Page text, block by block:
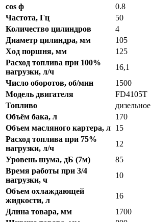
cos ф
0.8
Частота, Гц
50
Количество цилиндров
4
Диаметр цилиндра, мм
105
Ход поршня, мм
125
Расход топлива при 100%
нагрузки, л/ч
16,1
Число оборотов, об/мин
1500
Модель двигателя
FD4105T
Топливо
дизельное
Объём бака, л
170
Объем масляного картера, л 15
Расход топлива при 75%
нагрузки, л/ч
12
Уровень шума, дБ (7м)
85
Время работы при 3/4
нагрузки, ч
10
Объем охлаждающей
жидкости, л
16
Длина товара, мм
1700